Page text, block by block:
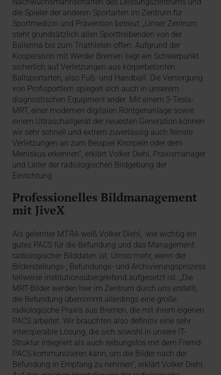
die Spieler der anderen Sportarten im Zentrum für
Sportmedizin und Prävention betreut: „Unser Zentrum
steht grundsätzlich allen Sporttreibenden von der
Ballerina bis zum Triathleten offen. Aufgrund der
Kooperation mit Werder Bremen liegt ein Schwerpunkt
sicherlich auf Verletzungen aus körperbetonten
Ballsportarten, also Fuß- und Handball. Die Versorgung
von Profisportlern spiegelt sich auch in unserem
diagnostischen Equipment wider. Mit einem 3-Tesla-
MRT, einer modernen digitalen Röntgenanlage sowie
einem Ultraschallgerät der neuesten Generation können
wir sehr schnell und extrem zuverlässig auch feinste
Verletzungen an zum Beispiel Knorpeln oder dem
Meniskus erkennen“, erklärt Volker Diehl, Praxismanager
und Leiter der radiologischen Bildgebung der
Einrichtung.
Professionelles Bildmanagement
mit JiveX
Als gelernter MTRA weiß Volker Diehl, wie wichtig ein
gutes PACS für die Befundung und das Management
radiologischer Bilddaten ist. Umso mehr, wenn der
Bilderstellungs-, Befundungs- und Archivierungsprozess
teilweise institutionsübergreifend aufgesetzt ist. „Die
MRT-Bilder werden hier im Zentrum durch uns erstellt,
die Befundung übernimmt allerdings eine große
radiologische Praxis aus Bremen, die mit ihrem eigenen
PACS arbeitet. Wir brauchten also definitiv eine sehr
interoperable Lösung, die sich sowohl in unsere IT-
Struktur integriert als auch reibungslos mit dem Fremd-
PACS kommunizieren kann, um die Bilder nach der
Befundung in Empfang zu nehmen“, erklärt Volker Diehl.